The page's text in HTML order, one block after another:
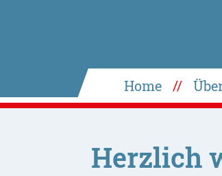
Home
Herzlich